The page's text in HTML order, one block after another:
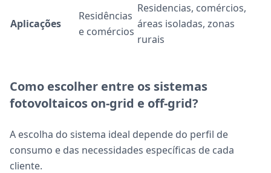
Aplicações
Residências
e comércios
Residencias, comércios,
áreas isoladas, zonas
rurais
Como escolher entre os sistemas
fotovoltaicos on-grid e off-grid?
A escolha do sistema ideal depende do perfil de
consumo e das necessidades específicas de cada
cliente.